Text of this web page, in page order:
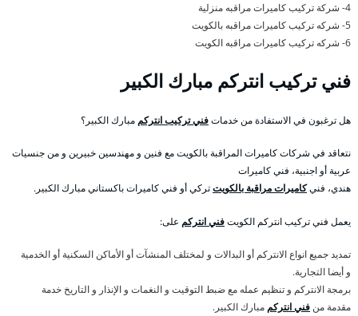
4- شركة تركيب كاميرات مراقبه منزلية
5- شركه تركيب كاميرات مراقبه بالكويت
6- شركه تركيب كاميرات مراقبه الكويت
فني تركيب انتركم مبارك الكبير
هل ترغبون في الاستفادة من خدماتفني تركيب انتركم مبارك الكبير؟
نتعاقد في شركات كاميرات المراقبة بالكويت مع فنين و مهندسين خبيرين و من جنسيات
عربية أو اجنبية، فني كاميرات
هندي، فنيكاميرات مراقبة بالكويتتركي أو فني كاميرات باكستاني مبارك الكبير.
يعمل فني تركيب انتركم الكويتفني انتركم على:
تمديد جميع انواع الانتركم أو البدالات و لمختلف المنشآت أو الأماكن السكنية أو الخدمية
و أيضا التجارية.
برمجة الانتركم و تنظيم عمله مع ضبط التوقيت و النغمات و الإنذار و التاريخ خدمة
مقدمة من فني انتركم مبارك الكبير.